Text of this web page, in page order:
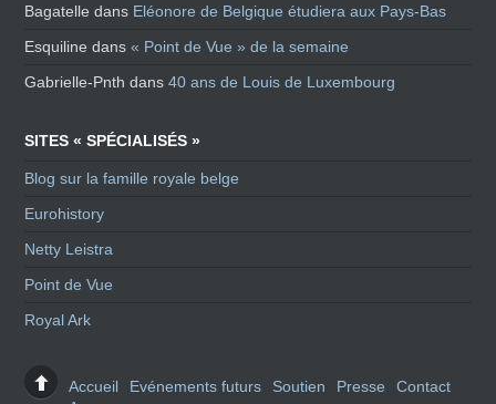
Bagatelle dans Eléonore de Belgique étudiera aux Pays-Bas
Esquiline dans« Point de Vue » de la semaine
Gabrielle-Pnth dans40 ans de Louis de Luxembourg
SITES « SPÉCIALISÉS »
Blog sur la famille royale belge
Eurohistory
Netty Leistra
Point de Vue
Royal Ark
Accueil Evénements futurs Soutien Presse
Contact